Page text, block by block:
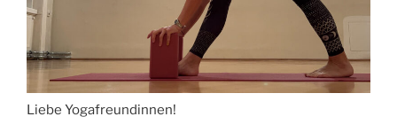
Liebe Yogafreundinnen!